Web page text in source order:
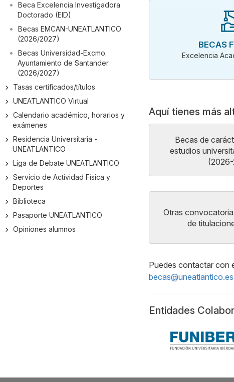
Beca Excelencia Investigadora
Doctorado (EID)
Becas EMCAN-UNEATLANTICO
(2026/2027)
Becas Universidad-Excmo.
Ayuntamiento de Santander
(2026/2027)
Tasas certificados/títulos
UNEATLANTICO Virtual
Calendario académico, horarios y
exámenes
Residencia Universitaria -
UNEATLANTICO
Liga de Debate UNEATLANTICO
Servicio de Actividad Física y
Deportes
Biblioteca
Pasaporte UNEATLANTICO
Opiniones alumnos
BECAS
Excelencia
Aquí tienes más
Becas de
estudios
Otras
de
Puedes contactar con
becas@uneatlantico.es
Entidades
Galería